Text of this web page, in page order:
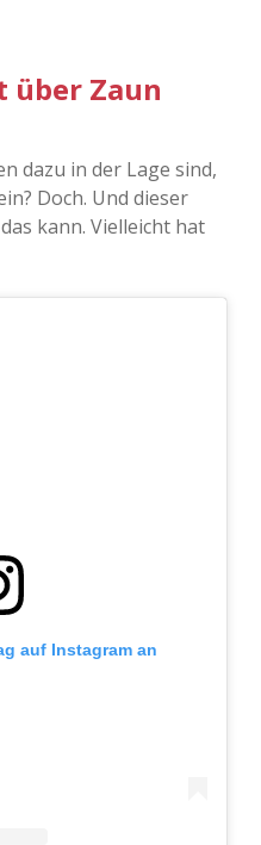
2023
2024
Zaun
dazu in der Lage sind,
Doch. Und dieser
kann. Vielleicht hat
auf Instagram an